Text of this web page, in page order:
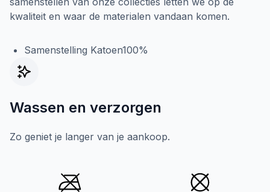
kwaliteit en waar de materialen vandaan komen.
Samenstelling Katoen100%
Wassen en verzorgen
Zo geniet je langer van je aankoop.